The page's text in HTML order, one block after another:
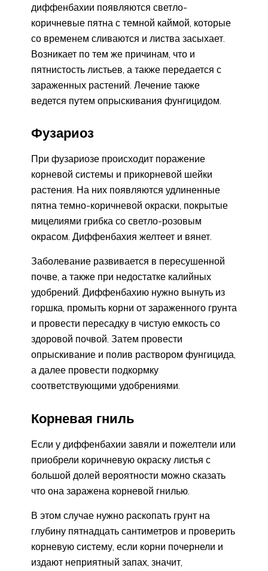
диффенбахии появляются светло-
коричневые пятна с темной каймой, которые
со временем сливаются и листва засыхает.
Возникает по тем же причинам, что и
пятнистость листьев, а также передается с
зараженных растений. Лечение также
ведется путем опрыскивания фунгицидом.
Фузариоз
При фузариозе происходит поражение
корневой системы и прикорневой шейки
растения. На них появляются удлиненные
пятна темно-коричневой окраски, покрытые
мицелиями грибка со светло-розовым
окрасом. Диффенбахия желтеет и вянет.
Заболевание развивается в пересушенной
почве, а также при недостатке калийных
удобрений. Диффенбахию нужно вынуть из
горшка, промыть корни от зараженного грунта
и провести пересадку в чистую емкость со
здоровой почвой. Затем провести
опрыскивание и полив раствором фунгицида,
а далее провести подкормку
соответствующими удобрениями.
Корневая гниль
Если у диффенбахии завяли и пожелтели или
приобрели коричневую окраску листья с
большой долей вероятности можно сказать
что она заражена корневой гнилью.
В этом случае нужно раскопать грунт на
глубину пятнадцать сантиметров и проверить
корневую систему, если корни почернели и
издают неприятный запах, значит,